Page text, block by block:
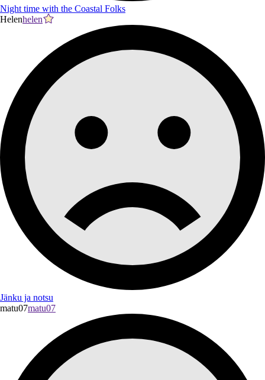
Night time with the Coastal Folks
Helenhelen
Jänku ja notsu
matu07matu07